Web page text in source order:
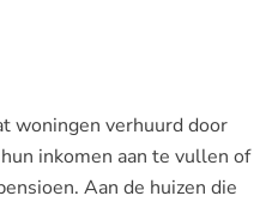
woningen verhuurd door
inkomen aan te vullen of
Aan de huizen die